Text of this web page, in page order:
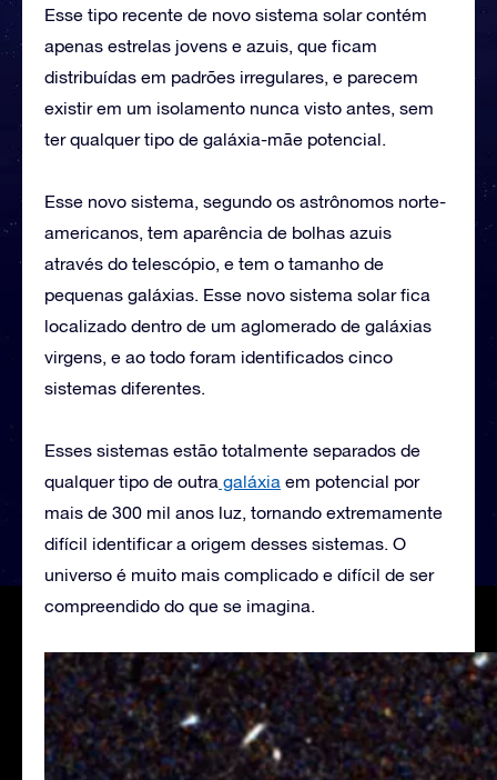
Esse tipo recente de novo sistema solar contém
apenas estrelas jovens e azuis, que ficam
distribuídas em padrões irregulares, e parecem
existir em um isolamento nunca visto antes, sem
ter qualquer tipo de galáxia-mãe potencial.
Esse novo sistema, segundo os astrônomos norte-
americanos, tem aparência de bolhas azuis
através do telescópio, e tem o tamanho de
pequenas galáxias. Esse novo sistema solar fica
localizado dentro de um aglomerado de galáxias
virgens, e ao todo foram identificados cinco
sistemas diferentes.
Esses sistemas estão totalmente separados de
qualquer tipo de outra galáxia em potencial por
mais de 300 mil anos luz, tornando extremamente
difícil identificar a origem desses sistemas. O
universo é muito mais complicado e difícil de ser
compreendido do que se imagina.